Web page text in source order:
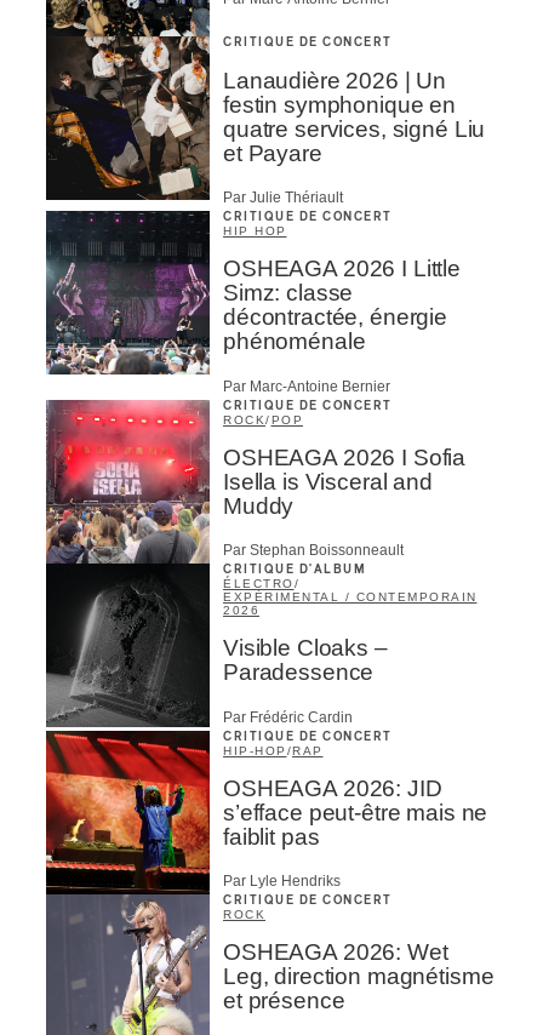
CRITIQUE DE CONCERT
Lanaudière 2026 | Un
festin symphonique en
quatre services, signé Liu
et Payare
Par Julie Thériault
CRITIQUE DE CONCERT
HIP HOP
OSHEAGA 2026 I Little
Simz: classe
décontractée, énergie
phénoménale
Par Marc-Antoine Bernier
CRITIQUE DE CONCERT
ROCK/POP
OSHEAGA 2026 I Sofia
Isella is Visceral and
Muddy
Par Stephan Boissonneault
CRITIQUE D'ALBUM
ÉLECTRO/
EXPÉRIMENTAL / CONTEMPORAIN
2026
Visible Cloaks –
Paradessence
Par Frédéric Cardin
CRITIQUE DE CONCERT
HIP-HOP /RAP
OSHEAGA 2026: JID
s’efface peut-être mais ne
faiblit pas
Par Lyle Hendriks
CRITIQUE DE CONCERT
ROCK
OSHEAGA 2026: Wet
Leg, direction magnétisme
et présence